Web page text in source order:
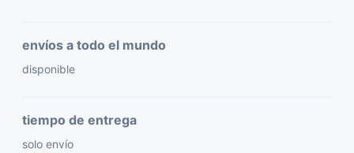
envíos a todo el mundo
disponible
tiempo de entrega
solo envío